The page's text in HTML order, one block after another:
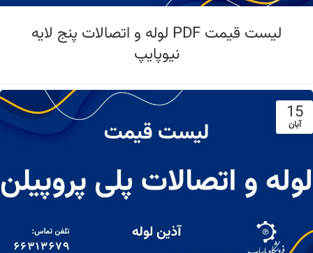
لیست قیمت PDF لوله و اتصالات پنج لایه
نیوپایپ
15
آبان